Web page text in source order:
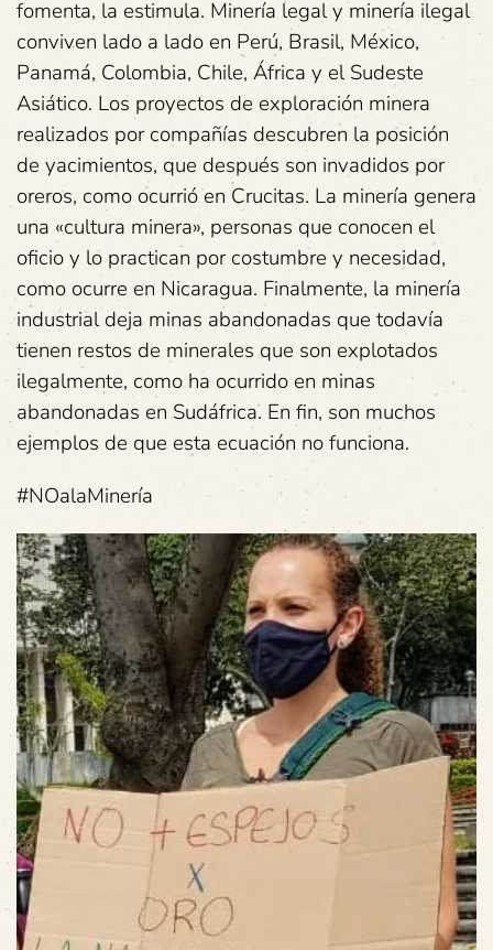
fomenta, la estimula. Minería legal y minería ilegal
conviven lado a lado en Perú, Brasil, México,
Panamá, Colombia, Chile, África y el Sudeste
Asiático. Los proyectos de exploración minera
realizados por compañías descubren la posición
de yacimientos, que después son invadidos por
oreros, como ocurrió en Crucitas. La minería genera
una «cultura minera», personas que conocen el
oficio y lo practican por costumbre y necesidad,
como ocurre en Nicaragua. Finalmente, la minería
industrial deja minas abandonadas que todavía
tienen restos de minerales que son explotados
ilegalmente, como ha ocurrido en minas
abandonadas en Sudáfrica. En fin, son muchos
ejemplos de que esta ecuación no funciona.
#NOalaMinería